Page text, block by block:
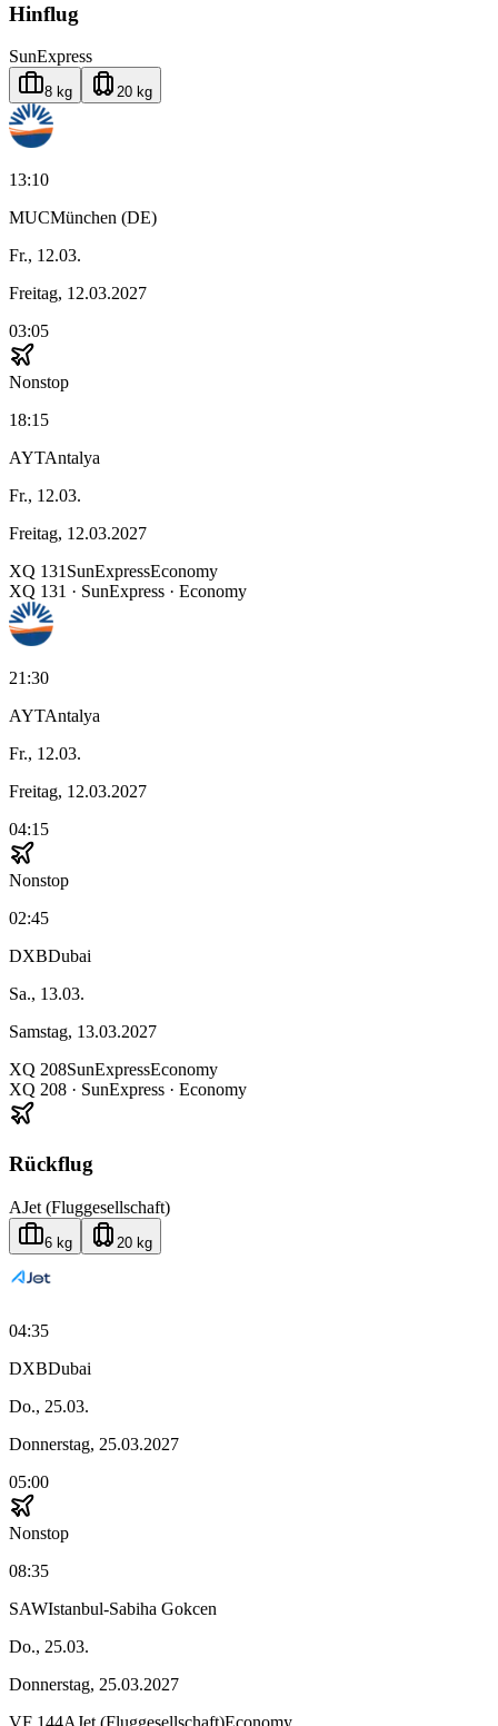
Hinflug
SunExpress
8 kg 20 kg
13:10
MUCMünchen (DE)
Fr., 12.03.
Freitag, 12.03.2027
03:05
Nonstop
18:15
AYTAntalya
Fr., 12.03.
Freitag, 12.03.2027
XQ 131SunExpressEconomy
XQ 131 · SunExpress · Economy
21:30
AYTAntalya
Fr., 12.03.
Freitag, 12.03.2027
04:15
Nonstop
02:45
DXBDubai
Sa., 13.03.
Samstag, 13.03.2027
XQ 208SunExpressEconomy
XQ 208 · SunExpress · Economy
Rückflug
AJet (Fluggesellschaft)
6 kg 20 kg
04:35
DXBDubai
Do., 25.03.
Donnerstag, 25.03.2027
05:00
Nonstop
08:35
SAWIstanbul-Sabiha Gokcen
Do., 25.03.
Donnerstag, 25.03.2027
VF 144AJet (Fluggesellschaft)Economy